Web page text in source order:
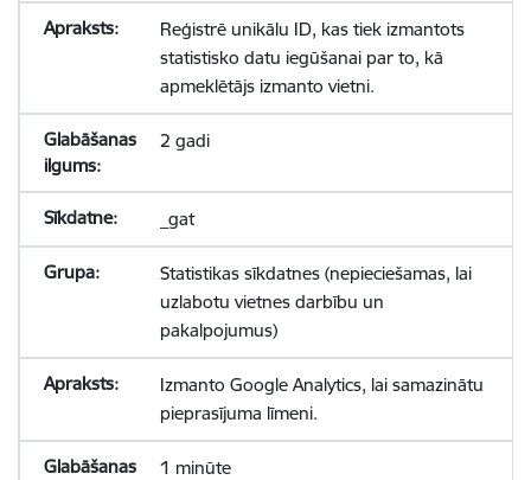
Reģistrē unikālu ID, kas tiek izmantots
statistisko datu iegūšanai par to, kā
apmeklētājs izmanto vietni.
2 gadi
_gat
Statistikas sīkdatnes (nepieciešamas, lai
uzlabotu vietnes darbību un
pakalpojumus)
Izmanto Google Analytics, lai samazinātu
pieprasījuma līmeni.
1 minūte